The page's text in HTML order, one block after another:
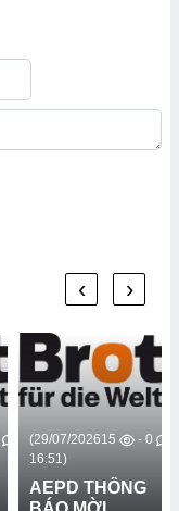
(29/07/2026
16:51)
15 - 0
AEPD THÔNG
‹ ›